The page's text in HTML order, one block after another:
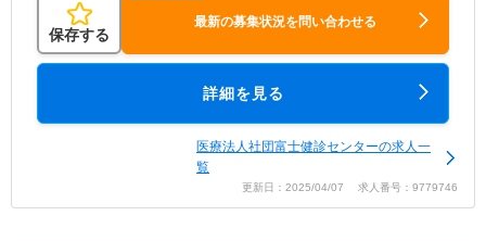
保存する
最新の募集状況を問い合わせる
詳細を見る
医療法人社団富士健診センターの求人一
覧
更新日：2025/04/07 求人番号：9779746